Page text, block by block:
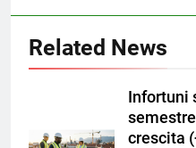
Related News
Infortuni
crescita